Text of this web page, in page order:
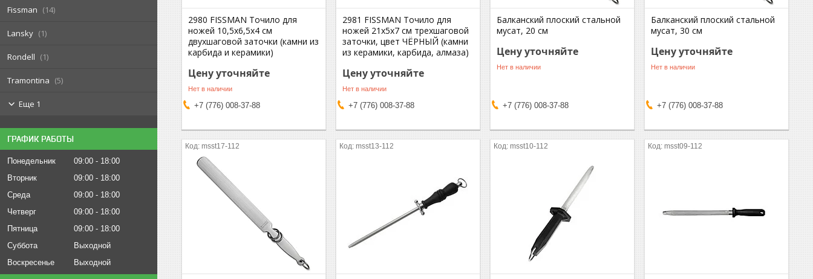
Fissman 14
Lansky 1
Rondell 1
Tramontina 5
Еще 1
ГРАФИК РАБОТЫ
Понедельник 09:00
18:00
Вторник
09:00
18:00
Среда
09:00
18:00
Четверг
09:00
18:00
Пятница
09:00
18:00
Суббота
Выходной
Воскресенье
Выходной
2980 FISSMAN Точило для
ножей 10,5x6,5x4 см
двухшаговой заточки (камни из
карбида и керамики)
Цену уточняйте
Нет в наличии
+7 (776) 008-37-88
2981 FISSMAN Точило для
ножей 21x5x7 см трехшаговой
заточки, цвет ЧЁРНЫЙ (камни
из керамики, карбида, алмаза)
Цену уточняйте
Нет в наличии
+7 (776) 008-37-88
Балканский плоский стальной
мусат, 20 см
Цену уточняйте
Нет в наличии
+7 (776) 008-37-88
Балканский плоский стальной
мусат, 30 см
Цену уточняйте
Нет в наличии
+7 (776) 008-37-88
msst17-112 msst13-112 msst10-112 msst09-112